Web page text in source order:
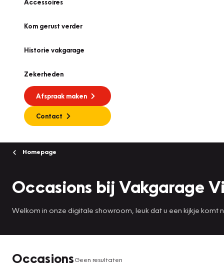
Accessoires
Kom gerust verder
Historie vakgarage
Zekerheden
Afspraak maken
Contact
Homepage
Occasions bij Vakgarage
Welkom in onze digitale showroom, leuk dat u een kijkje komt
OccasionsGeen resultaten